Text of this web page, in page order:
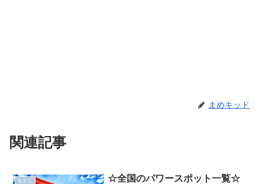
まめキッド
関連記事
もくじ
☆全国のパワースポット一覧☆